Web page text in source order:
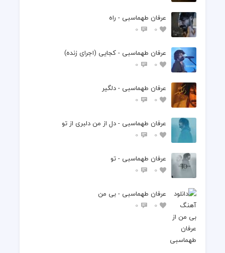
عرفان طهماسبی - راه
0
0
عرفان طهماسبی - کجایی (اجرای زنده)
0
0
عرفان طهماسبی - دلگیر
0
0
عرفان طهماسبی - دل از من دلبری از تو
0
0
عرفان طهماسبی - تو
0
0
عرفان طهماسبی - بی من
0
0